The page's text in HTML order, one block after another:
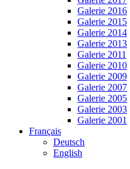
Galerie 2016
Galerie 2015
Galerie 2014
Galerie 2013
Galerie 2011
Galerie 2010
Galerie 2009
Galerie 2007
Galerie 2005
Galerie 2003
Galerie 2001
Français
Deutsch
English